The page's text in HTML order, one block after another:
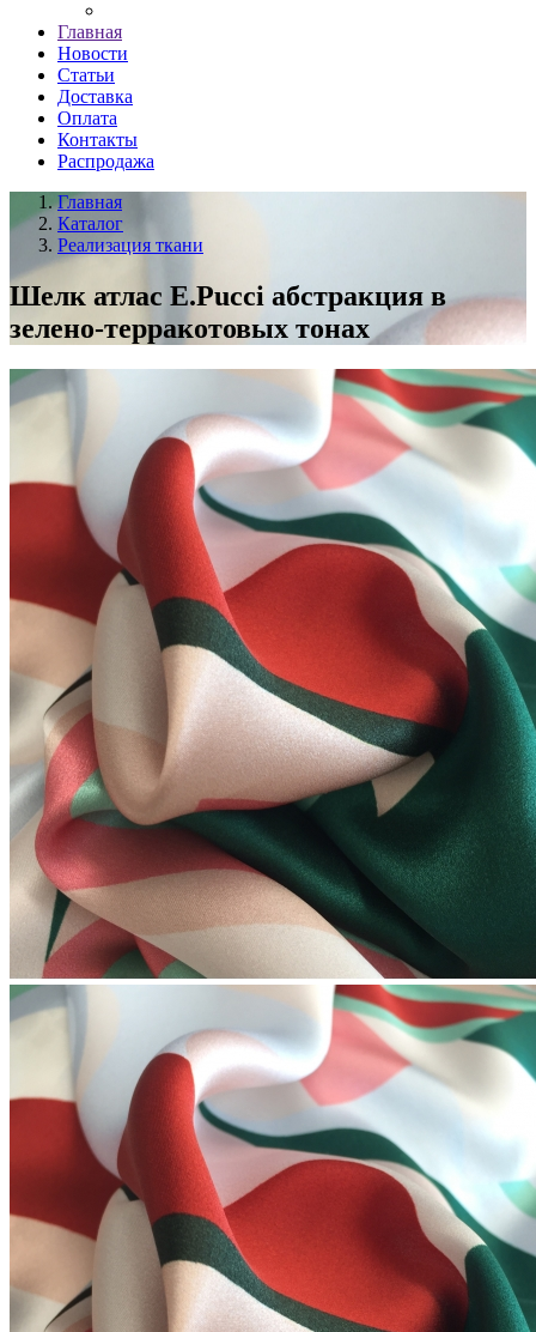
Главная
Новости
Статьи
Доставка
Оплата
Контакты
Распродажа
Главная
Каталог
Реализация ткани
Шелк атлас E.Pucci абстракция в
зелено-терракотовых тонах